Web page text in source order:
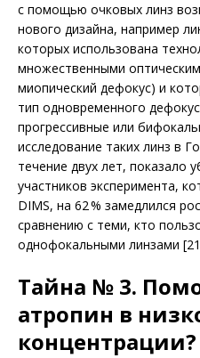
с помощью очковых линз
нового дизайна, например
которых использована
множественными
миопический дефокус) и
тип одновременного
прогрессивные или
исследование таких линз в
течение двух лет, показало
участников эксперимента,
DIMS, на 62 % замедлился
сравнению с теми, кто
однофокальными линзами
Тайна № 3.
атропин в
концентрации?